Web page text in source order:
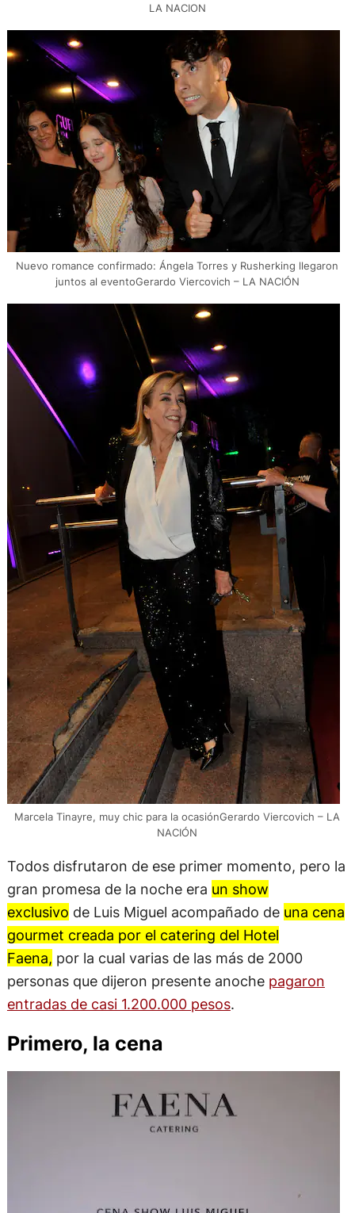
LA NACION
Nuevo romance confirmado: Ángela Torres y Rusherking llegaron
juntos al eventoGerardo Viercovich – LA NACIÓN
Marcela Tinayre, muy chic para la ocasiónGerardo Viercovich – LA
NACIÓN
Todos disfrutaron de ese primer momento, pero la
gran promesa de la noche era un show
exclusivo de Luis Miguel acompañado de una cena
gourmet creada por el catering del Hotel
Faena, por la cual varias de las más de 2000
personas que dijeron presente anoche pagaron
entradas de casi 1.200.000 pesos.
Primero, la cena